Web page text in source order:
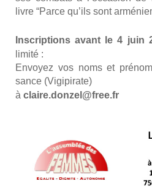
livre “Parce qu’ils sont
Ins­crip­tions avant le 4 juin
limi­té :
Envoyez vos noms et
sance (Vigi­pi­rate)
à claire.donzel@free.fr